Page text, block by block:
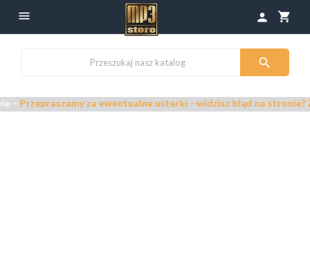
 shopping_cart
person

za ewentualne usterki - widzisz błąd na stronie?